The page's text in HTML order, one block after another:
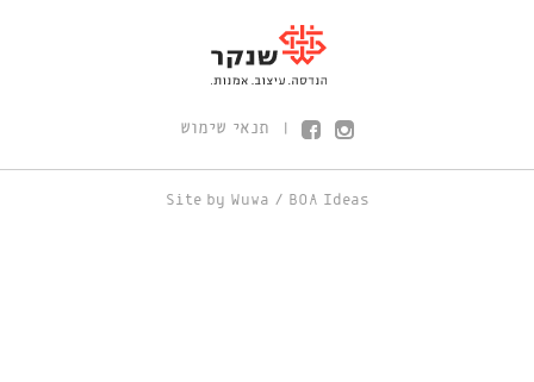
תנאי שימוש
Site by Wuwa / BOA Ideas